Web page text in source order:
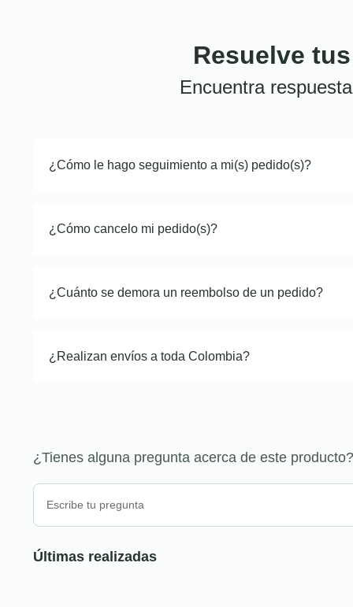
Resuelve
Encuentra
¿Cómo le hago seguimiento a mi(s) pedido(s)?
¿Cómo cancelo mi pedido(s)?
¿Cuánto se demora un reembolso de un pedido?
¿Realizan envíos a toda Colombia?
¿Tienes alguna pregunta acerca de este producto?
Últimas realizadas